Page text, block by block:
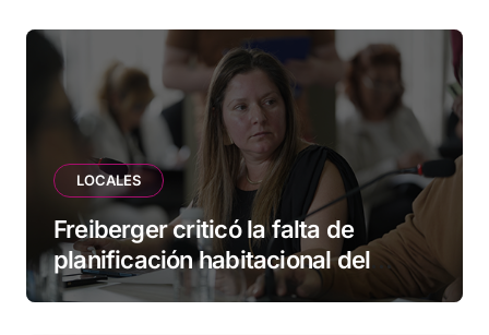
LOCALES
Freiberger criticó la falta de
planificación habitacional del
Municipio: “Vuoto deja afuera a